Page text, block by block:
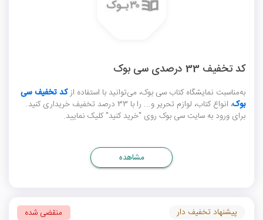
کد تخفیف 33 درصدی سی بوک
به‌مناسبت نمایشگاه کتاب سی بوک، می‌توانید با استفاده ازکد تخفیف سی
بوک
، انواع کتاب، لوازم تحریر و... را با 33 درصد تخفیف خریداری کنید.
برای ورود به سایت سی بوک روی "خرید کنید" کلیک نمایید.
مشاهده
پیشنهاد تخفیف دار منقضی شده